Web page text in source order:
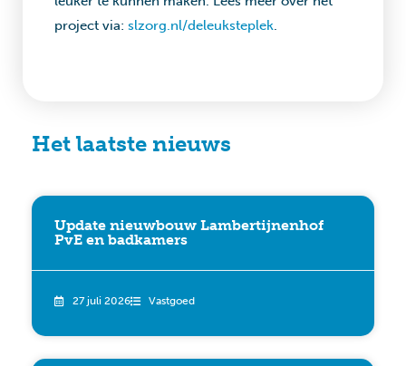
project via: slzorg.nl/deleuksteplek.
Het laatste nieuws
Update nieuwbouw Lambertijnenhof
PvE en badkamers
27 juli 2026 Vastgoed